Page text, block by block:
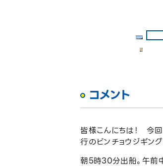
コメント
皆様こんにちは！ 今
行のビンチョウジギン
朝5時30分出船。午前